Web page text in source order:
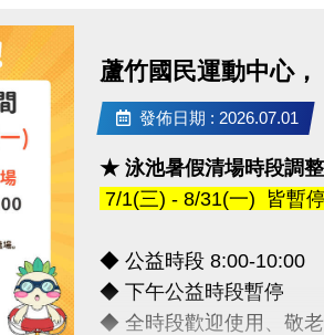
持續運動不僅讓身體更健
還能感受滿滿的鼓勵與心
連絡資訊
-洽詢專線：03-2639066
-FB : 桃園市蘆竹國民運動
-IG : @luzhusports
蘆竹國民運動中心，
發佈日期 : 2026.07.01
★ 泳池暑假清場時段調整
7/1(三) - 8/31(一) 皆暫
◆ 公益時段 8:00-10:00
◆ 下午公益時段暫停
◆ 全時段歡迎使用、敬